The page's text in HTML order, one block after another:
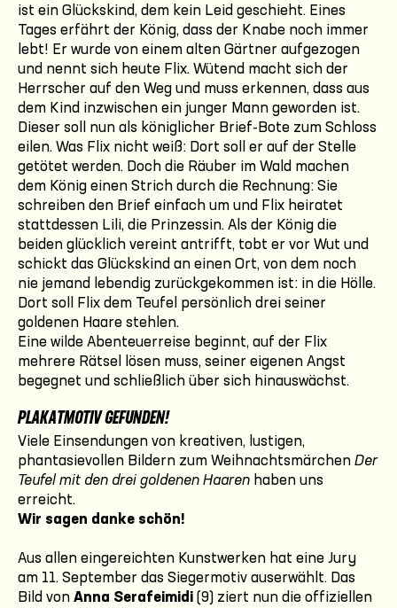
ist ein Glückskind, dem kein Leid geschieht. Eines
Tages erfährt der König, dass der Knabe noch immer
lebt! Er wurde von einem alten Gärtner aufgezogen
und nennt sich heute Flix. Wütend macht sich der
Herrscher auf den Weg und muss erkennen, dass aus
dem Kind inzwischen ein junger Mann geworden ist.
Dieser soll nun als königlicher Brief-Bote zum Schloss
eilen. Was Flix nicht weiß: Dort soll er auf der Stelle
getötet werden. Doch die Räuber im Wald machen
dem König einen Strich durch die Rechnung: Sie
schreiben den Brief einfach um und Flix heiratet
stattdessen Lili, die Prinzessin. Als der König die
beiden glücklich vereint antrifft, tobt er vor Wut und
schickt das Glückskind an einen Ort, von dem noch
nie jemand lebendig zurückgekommen ist: in die Hölle.
Dort soll Flix dem Teufel persönlich drei seiner
goldenen Haare stehlen.
Eine wilde Abenteuerreise beginnt, auf der Flix
mehrere Rätsel lösen muss, seiner eigenen Angst
begegnet und schließlich über sich hinauswächst.
PLAKATMOTIV GEFUNDEN!
Viele Einsendungen von kreativen, lustigen,
phantasievollen Bildern zum Weihnachtsmärchen Der
Teufel mit den drei goldenen Haaren haben uns
erreicht.
Wir sagen danke schön!
Aus allen eingereichten Kunstwerken hat eine Jury
am 11. September das Siegermotiv auserwählt. Das
Bild von Anna Serafeimidi (9) ziert nun die offiziellen